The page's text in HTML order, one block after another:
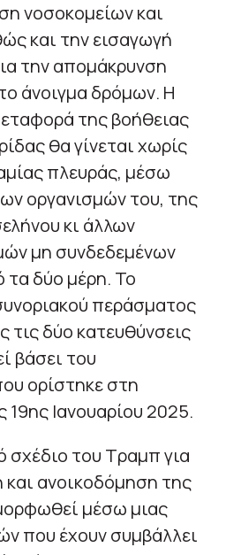
νοσοκομείων και
και την εισαγωγή
την απομάκρυνση
άνοιγμα δρόμων. Η
της βοήθειας
θα γίνεται χωρίς
πλευράς, μέσω
οργανισμών του, της
κι άλλων
μη συνδεδεμένων
τα δύο μέρη. Το
περάσματος
τις δύο κατευθύνσεις
βάσει του
ορίστηκε στη
Ιανουαρίου 2025.
σχέδιο του Τραμπ για
ανοικοδόμηση της
μέσω μιας
που έχουν συμβάλλει